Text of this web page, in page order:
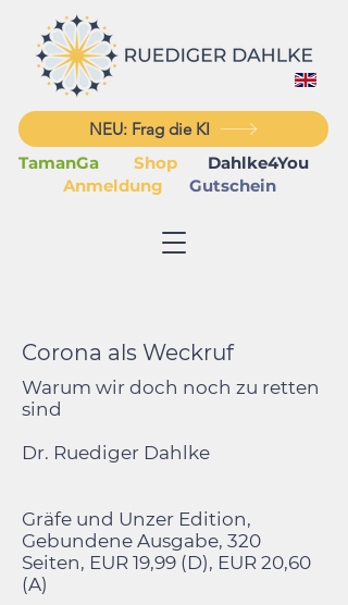
NEU: Frag die KI
TamanGa
Shop
Dahlke4You
Anmeldung
Gutschein
Corona als Weckruf
Warum wir doch noch zu retten
sind
Dr. Ruediger Dahlke
Gräfe und Unzer Edition,
Gebundene Ausgabe, 320
Seiten, EUR 19,99 (D), EUR 20,60
(A)